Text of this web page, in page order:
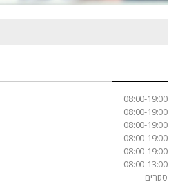
08:00-19:00
08:00-19:00
08:00-19:00
08:00-19:00
08:00-19:00
08:00-13:00
סגורים